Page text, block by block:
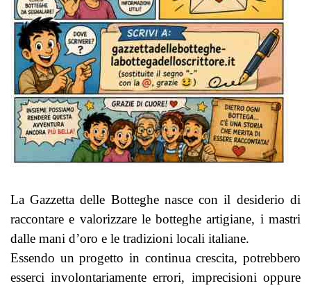
La Gazzetta delle Botteghe nasce con il desiderio di
raccontare e valorizzare le botteghe artigiane, i mastri
dalle mani d’oro e le tradizioni locali italiane.
Essendo un progetto in continua crescita, potrebbero
esserci involontariamente errori, imprecisioni oppure